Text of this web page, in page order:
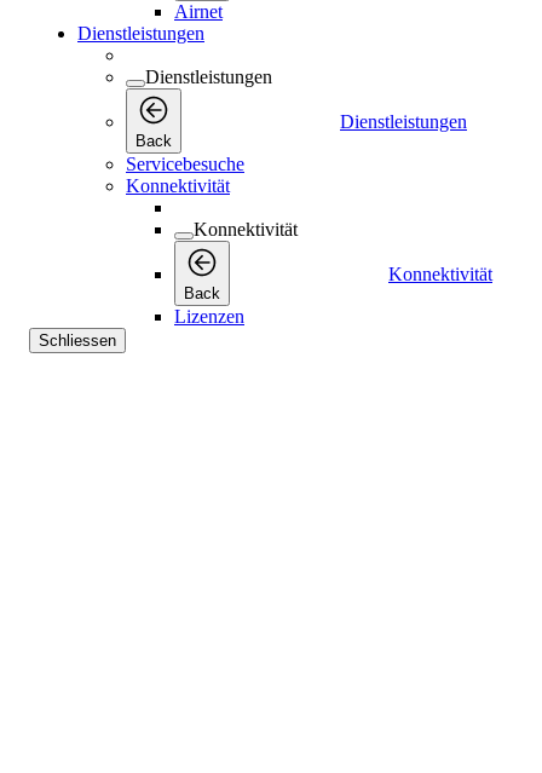
Airnet
Dienstleistungen
Dienstleistungen
Back
Dienstleistungen
Servicebesuche
Konnektivität
Konnektivität
Back
Konnektivität
Lizenzen
Schliessen